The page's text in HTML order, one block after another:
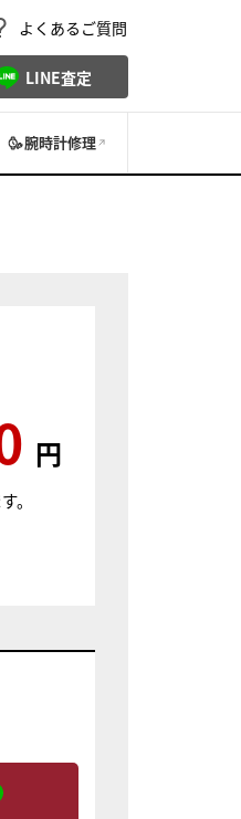
よくあるご質問
LINE査定
腕時計修理
円
。